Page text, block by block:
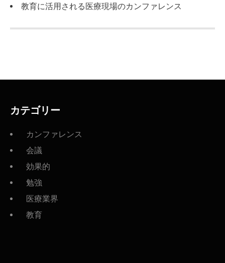
教育に活用される医療現場のカンファレンス
カテゴリー
カンファレンス
会議
効果的
勉強
医療業界
教育